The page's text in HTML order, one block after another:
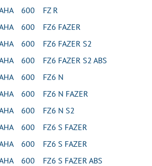
600 FZ R
600 FZ6 FAZER
600 FZ6 FAZER S2
600 FZ6 FAZER S2 ABS
600 FZ6 N
600 FZ6 N FAZER
600 FZ6 N S2
600 FZ6 S FAZER
600 FZ6 S FAZER
600 FZ6 S FAZER ABS